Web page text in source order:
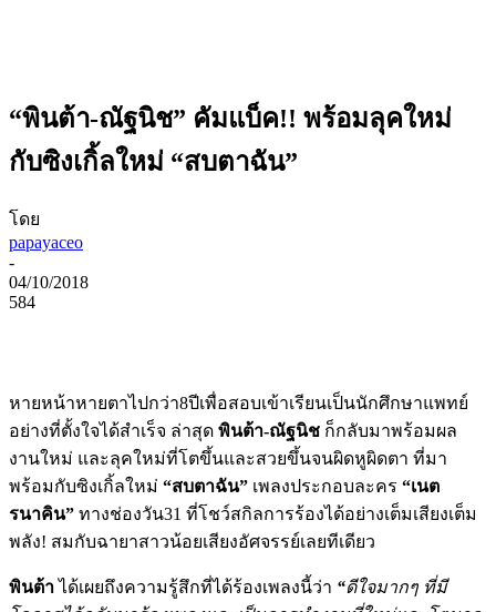
“พินต้า-ณัฐนิช” คัมแบ็ค!! พร้อมลุคใหม่
กับซิงเกิ้ลใหม่ “สบตาฉัน”
โดย
papayaceo
-
04/10/2018
584
หายหน้าหายตาไปกว่า8ปีเพื่อสอบเข้าเรียนเป็นนักศึกษาแพทย์
อย่างที่ตั้งใจได้สำเร็จ ล่าสุด พินต้า-ณัฐนิช ก็กลับมาพร้อมผล
งานใหม่ และลุคใหม่ที่โตขึ้นและสวยขึ้นจนผิดหูผิดตา ที่มา
พร้อมกับซิงเกิ้ลใหม่ “สบตาฉัน” เพลงประกอบละคร “เนต
รนาคิน” ทางช่องวัน31 ที่โชว์สกิลการร้องได้อย่างเต็มเสียงเต็ม
พลัง! สมกับฉายาสาวน้อยเสียงอัศจรรย์เลยทีเดียว
พินต้าได้เผยถึงความรู้สึกที่ได้ร้องเพลงนี้ว่า “ดีใจมากๆ ที่มี